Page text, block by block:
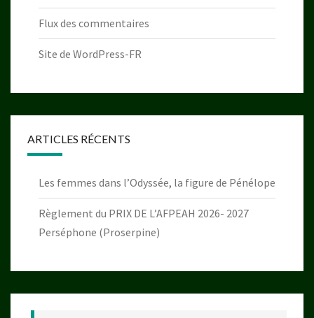
Flux des commentaires
Site de WordPress-FR
ARTICLES RÉCENTS
Les femmes dans l’Odyssée, la figure de Pénélope
Règlement du PRIX DE L’AFPEAH 2026- 2027
Perséphone (Proserpine)